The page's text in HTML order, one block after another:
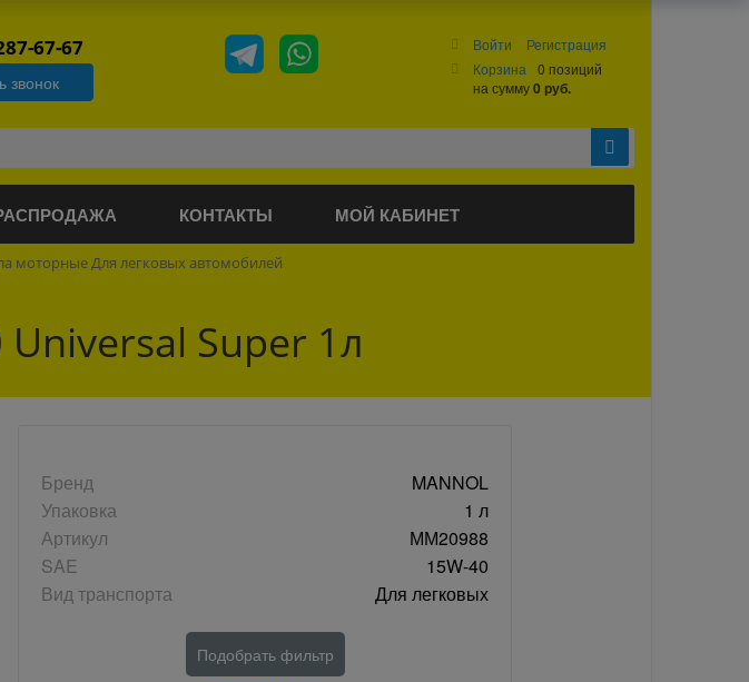
67-67
звонок
Войти
Регистрация
Корзина
0 позиций
на сумму0 руб.
КОНТАКТЫ МОЙ КАБИНЕТ
моторные Для легковых автомобилей
Super 1л
Бренд
MANNOL
Упаковка
1 л
Артикул
ММ20988
SAE
15W-40
Вид транспорта
Для легковых
Подобрать фильтр